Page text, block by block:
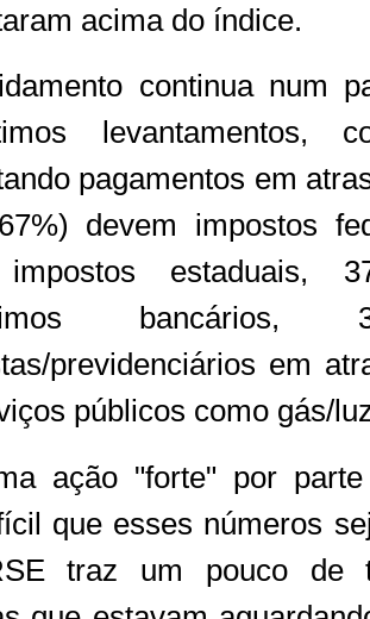
acima do índice.
continua num
levantamentos,
pagamentos em
devem impostos
impostos estaduais,
previdenciários em
públicos como gás/
ação "forte" por
que esses números
traz um pouco de